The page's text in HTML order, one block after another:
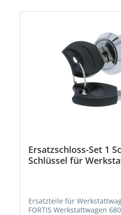
Ersatzschloss-Set 1
Schlüssel für
Ersatzteile für
FORTIS Werkstattwagen